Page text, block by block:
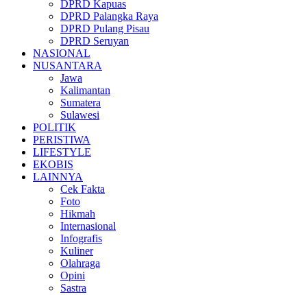
DPRD Kapuas
DPRD Palangka Raya
DPRD Pulang Pisau
DPRD Seruyan
NASIONAL
NUSANTARA
Jawa
Kalimantan
Sumatera
Sulawesi
POLITIK
PERISTIWA
LIFESTYLE
EKOBIS
LAINNYA
Cek Fakta
Foto
Hikmah
Internasional
Infografis
Kuliner
Olahraga
Opini
Sastra